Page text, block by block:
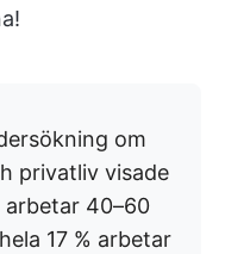
om
privatliv visade
40–60
17 % arbetar